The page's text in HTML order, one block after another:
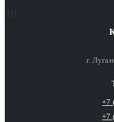
г.
+7
+7